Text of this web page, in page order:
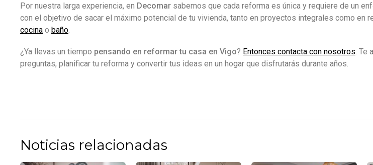
Por nuestra larga experiencia, en Decomar sabemos que cada reforma es única y requiere de un
con el objetivo de sacar el máximo potencial de tu vivienda, tanto en proyectos integrales como en
cocina o baño
¿Ya llevas un tiempo pensando en reformar tu casa en Vigo? Entonces contacta con nosotros .
preguntas, planificar tu reforma y convertir tus ideas en un hogar que disfrutarás durante años.
Noticias relacionadas